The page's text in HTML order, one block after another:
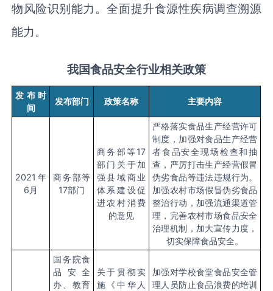
物风险识别能力。全面提升食源性疾病调查溯源
能力。
我国食品安全行业相关政策
发布时
间
发布部门 政策名称 主要内容
2021 年
6 月
商务部等
17部门
商务部等17
部门关于加
强县域商业
体系建设促
进农村消费
的意见
严格落实食品生产经营许可
制度，加强对食品生产经营
者食品安全现场检查和抽
查，严厉打击生产经营假冒
伪劣食品等违法违规行为。
加强农村市场假冒伪劣食品
整治行动，加强流通渠道管
理，完善农村市场食品安全
治理机制，加大宣传力度，
切实保障食品安全。
国务院食
品安全
办、教育
关于贯彻实
施《中华人
加强对学校食堂食品安全管
理人员防止食品浪费的培训